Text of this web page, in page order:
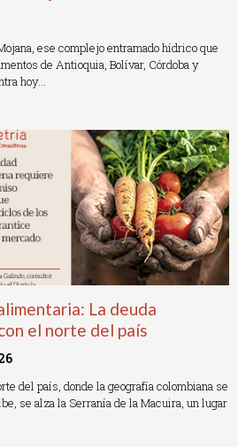
ese complejo entramado hídrico que
de Antioquia, Bolívar, Córdoba y
hoy…
La deuda
el norte del país
del país, donde la geografía colombiana se
se alza la Serranía de la Macuira, un lugar